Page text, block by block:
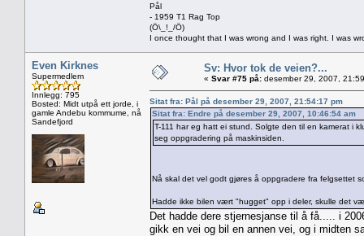
Pål
- 1959 T1 Rag Top
(Ö\_!_/Ö)
I once thought that I was wrong and I was right. I was
Even Kirknes
Supermedlem
Innlegg: 795
Bosted: Midt utpå ett jorde, i
gamle Andebu kommume, nå
Sandefjord
Sv: Hvor tok de veien?...
« Svar #75 på: desember 29, 2007,
Sitat fra: Pål på desember 29, 2007, 21:54:17 pm
Sitat fra: Endre på desember 29, 2007, 10:46:54 am
T-111 har eg hatt ei stund. Solgte den til en kamerat i
seg oppgradering på maskinsiden.
Nå skal det vel godt gjøres å oppgradere fra felgsettet
Hadde ikke bilen vært "hugget" opp i deler, skulle det
Det hadde dere stjernesjanse til å få..... i
gikk en vei og bil en annen vei, og i midten